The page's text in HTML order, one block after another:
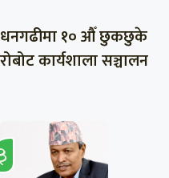
धनगढीमा १० औँ छुकछुके
रोबोट कार्यशाला सञ्चालन